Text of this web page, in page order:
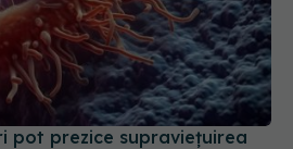
pot prezice supraviețuirea